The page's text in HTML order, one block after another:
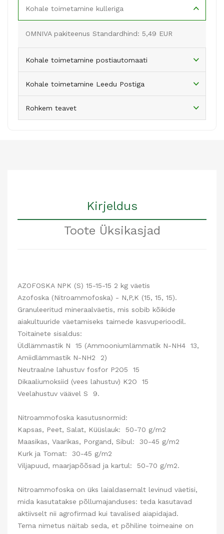
Kohale toimetamine kulleriga
OMNIVA pakiteenus Standardhind: 5,49 EUR
Kohale toimetamine postiautomaati
Kohale toimetamine Leedu Postiga
Rohkem teavet
Kirjeldus
Toote Üksikasjad
AZOFOSKA NPK (S) 15-15-15 2 kg väetis
Azofoska (Nitroammofoska) - N,P,K (15, 15, 15).
Granuleeritud mineraalväetis, mis sobib kõikide
aiakultuuride väetamiseks taimede kasvuperioodil.
Toitainete sisaldus:
Üldlämmastik N 15 (Ammooniumlämmatik N-NH4 13,
Amiidlämmastik N-NH2 2)
Neutraalne lahustuv fosfor P2O5 15
Dikaaliumoksiid (vees lahustuv) K2O 15
Veelahustuv väävel S 9.
Nitroammofoska kasutusnormid:
Kapsas, Peet, Salat, Küüslauk: 50-70 g/m2
Maasikas, Vaarikas, Porgand, Sibul: 30-45 g/m2
Kurk ja Tomat: 30-45 g/m2
Viljapuud, maarjapõõsad ja kartul: 50-70 g/m2.
Nitroammofoska on üks laialdasemalt levinud väetisi,
mida kasutatakse põllumajanduses: teda kasutavad
aktiivselt nii agrofirmad kui tavalised aiapidajad.
Tema nimetus näitab seda, et põhiline toimeaine on